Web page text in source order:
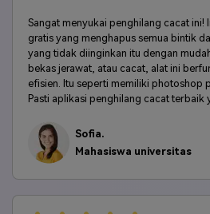
Sangat menyukai penghilang cacat ini!
gratis yang menghapus semua bintik
yang tidak diinginkan itu dengan
bekas jerawat, atau cacat, alat ini
efisien. Itu seperti memiliki photoshop
Pasti aplikasi penghilang cacat terbaik
Sofia.
Mahasiswa universitas